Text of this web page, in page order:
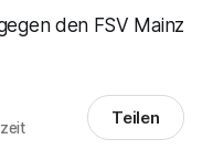
den FSV Mainz
Teilen